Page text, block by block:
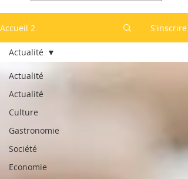
Accueil 2 S'inscrire
Actualité
Actualité
Culture
Gastronomie
Société
Economie
Actualité